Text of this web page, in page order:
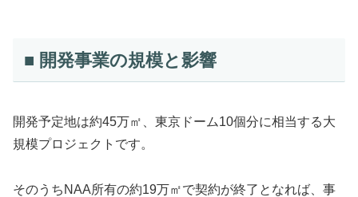
■ 開発事業の規模と影響
開発予定地は約45万㎡、東京ドーム10個分に相当する大
規模プロジェクトです。
そのうちNAA所有の約19万㎡で契約が終了となれば、事